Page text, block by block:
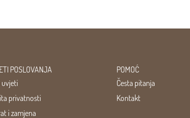
POSLOVANJA
uvjeti
privatnosti
i zamjena
POMOĆ
Česta pitanja
Kontakt